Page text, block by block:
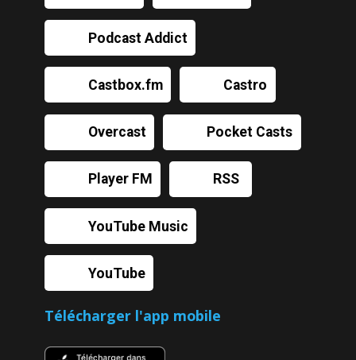
Podcast Addict
Castbox.fm Castro
Overcast Pocket Casts
Player FM RSS
YouTube Music
YouTube
Télécharger l'app mobile